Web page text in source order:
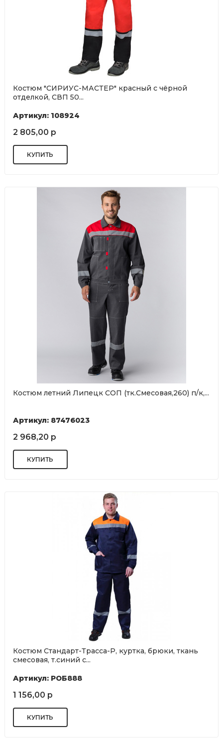
Костюм "СИРИУС-МАСТЕР" красный с чёрной
отделкой, СВП 50...
Артикул: 108924
2 805,00 р
Костюм летний Липецк СОП (тк.Смесовая,260) п/к,...
Артикул: 87476023
2 968,20 р
Костюм Стандарт-Трасса-Р, куртка, брюки, ткань
смесовая, т.синий с...
Артикул: РОБ888
1 156,00 р